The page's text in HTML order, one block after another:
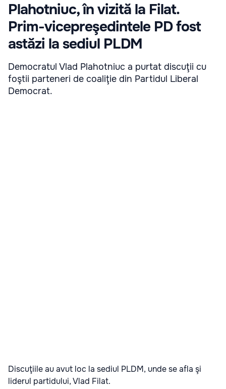
Plahotniuc, în vizită la Filat.
Prim-vicepreşedintele PD fost
astăzi la sediul PLDM
Democratul Vlad Plahotniuc a purtat discuţii cu
foştii parteneri de coaliţie din Partidul Liberal
Democrat.
Discuţiile au avut loc la sediul PLDM, unde se afla şi
liderul partidului, Vlad Filat.